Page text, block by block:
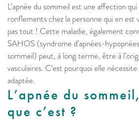
L’apnée du sommeil est une affection
ronflements chez la personne qui en est
pas tout ! Cette maladie, également
SAHOS (syndrome d’apnées-
sommeil) peut, à long terme, être à
vasculaires. C’est pourquoi elle
adaptée.
L’apnée du
que c’est ?